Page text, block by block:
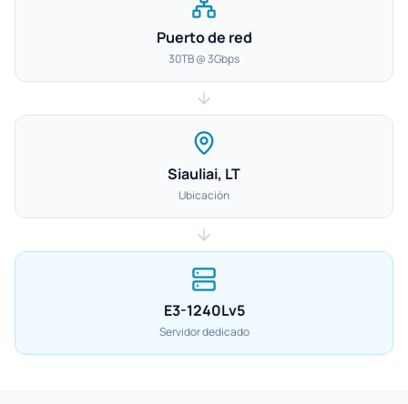
Puerto de red
30TB @ 3Gbps
Siauliai, LT
Ubicación
E3-1240Lv5
Servidor dedicado